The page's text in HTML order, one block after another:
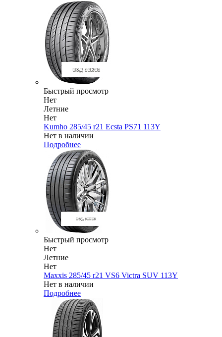
Быстрый просмотр
Нет
Летние
Нет
Kumho 285/45 r21 Ecsta PS71 113Y
Нет в наличии
Подробнее
Быстрый просмотр
Нет
Летние
Нет
Maxxis 285/45 r21 VS6 Victra SUV 113Y
Нет в наличии
Подробнее